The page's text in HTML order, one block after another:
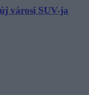
városi SUV-ja